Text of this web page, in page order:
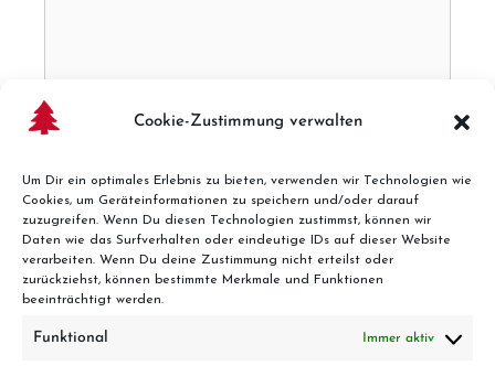
Cookie-Zustimmung verwalten
Um Dir ein optimales Erlebnis zu bieten, verwenden wir Technologien wie
Cookies, um Geräteinformationen zu speichern und/oder darauf
zuzugreifen. Wenn Du diesen Technologien zustimmst, können wir
Daten wie das Surfverhalten oder eindeutige IDs auf dieser Website
verarbeiten. Wenn Du deine Zustimmung nicht erteilst oder
zurückziehst, können bestimmte Merkmale und Funktionen
beeinträchtigt werden.
Funktional Immer aktiv
Hier finden Sie unsere
Datenschutzbestimmungen
Ich habe die Datenschutzbestimmungen